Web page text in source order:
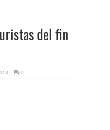
del fin
0